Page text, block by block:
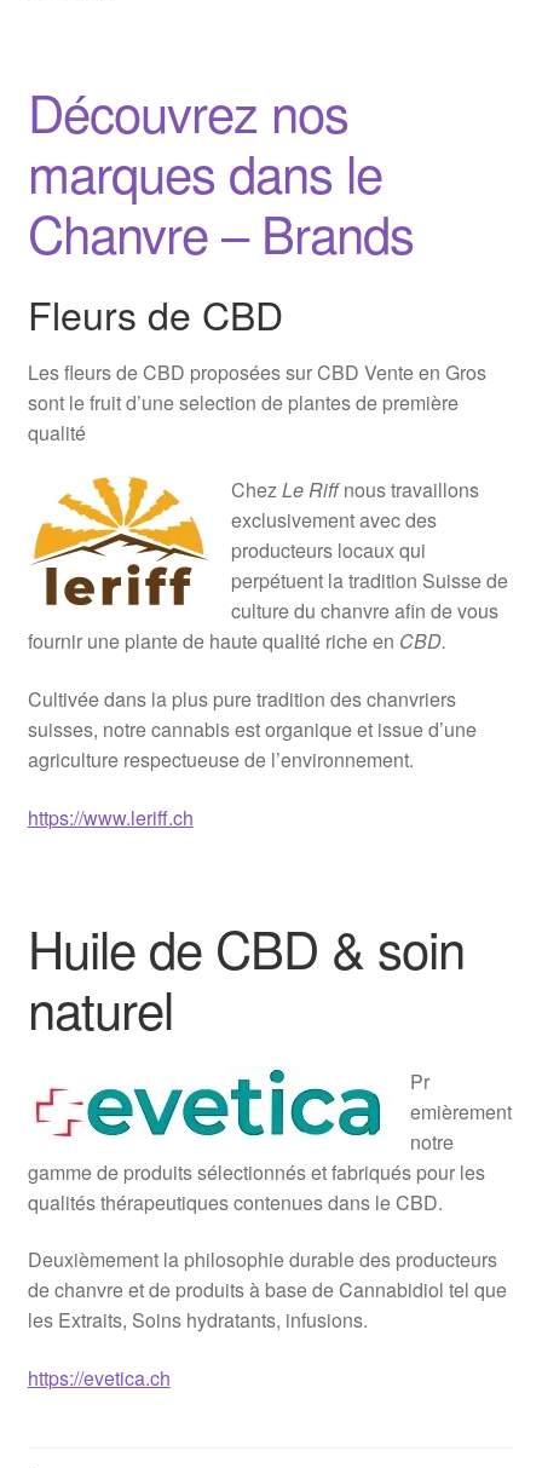
Découvrez nos
marques dans le
Chanvre – Brands
Fleurs de CBD
Les fleurs de CBD proposées sur CBD Vente en Gros
sont le fruit d’une selection de plantes de première
qualité
ChezLe Riffnous travaillons
exclusivement avec des
producteurs locaux qui
perpétuent la tradition Suisse de
culture du chanvre afin de vous
fournir une plante de haute qualité riche en CBD.
Cultivée dans la plus pure tradition des chanvriers
suisses, notre cannabis est organique et issue d’une
agriculture respectueuse de l’environnement.
https://www.leriff.ch
Huile de CBD & soin
naturel
Pr
emièrement
notre
gamme de produits sélectionnés et fabriqués pour les
qualités thérapeutiques contenues dans le CBD.
Deuxièmement la philosophie durable des producteurs
de chanvre et de produits à base de Cannabidiol tel que
les Extraits, Soins hydratants, infusions.
https://evetica.ch